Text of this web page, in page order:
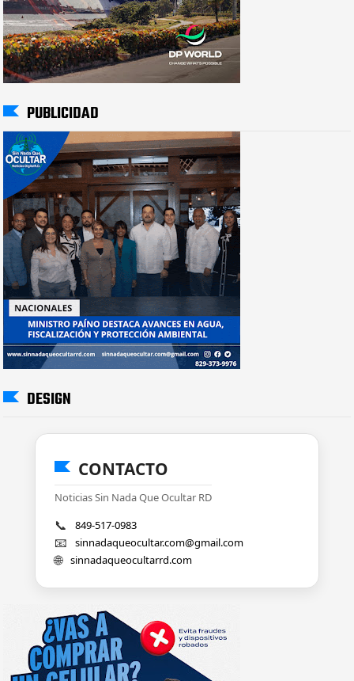
PUBLICIDAD
DESIGN
CONTACTO
Noticias Sin Nada Que Ocultar RD
📞 849-517-0983
📧 sinnadaqueocultar.com@gmail.com
🌐 sinnadaqueocultarrd.com